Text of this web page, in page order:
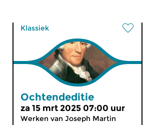
Klassiek
Ochtendeditie
za 15 mrt 2025 07:00 uur
Werken van Joseph Martin